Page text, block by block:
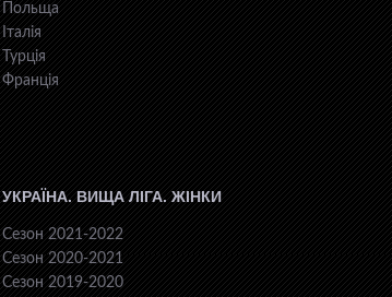
Польща
Італія
Турція
Франція
УКРАЇНА. ВИЩА ЛІГА. ЖІНКИ
Сезон 2021-2022
Сезон 2020-2021
Сезон 2019-2020